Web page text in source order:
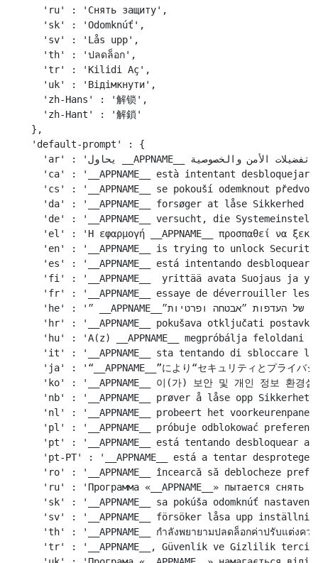
    'ru' : 'Снять защиту',
    'sk' : 'Odomknúť',
    'sv' : 'Lås upp',
    'th' : 'ปลดล็อก',
    'tr' : 'Kilidi Aç',
    'uk' : 'Відімкнути',
    'zh-Hans' : '解锁',
    'zh-Hant' : '解鎖'
  },
  'default-prompt' : {
    'ar' : 'يحاول __APPNAME__ إلغاء تأمين تفضيلات الأمن والخصوصية.',
'ca' : '__APPNAME__ està intentant
'cs' : '__APPNAME__ se pokouší odemknout
'da' : '__APPNAME__ forsøger at låse Sikkerhed
'de' : '__APPNAME__ versucht, die
'el' : 'Η εφαρμογή __APPNAME__ προσπαθεί να
'en' : '__APPNAME__ is trying to unlock
'es' : '__APPNAME__ está intentando
'fi' : '__APPNAME__  yrittää avata Suojaus ja
'fr' : '__APPNAME__ essaye de déverrouiller les
    'he' : '״ __APPNAME__״ מבקש לבטל את הנעילה של העדפות ״אבטחה ופרטיות״.',
'hr' : '__APPNAME__ pokušava otključati
'hu' : 'A(z) __APPNAME__ megpróbálja feloldani
'it' : '__APPNAME__ sta tentando di sbloccare
'ja' : '“__APPNAME__”により“セキュリティとプライバシ
'ko' : '__APPNAME__ 이(가) 보안 및 개인 정보 환경설
'nb' : '__APPNAME__ prøver å låse opp Sikkerhet
'nl' : '__APPNAME__ probeert het
'pl' : '__APPNAME__ próbuje odblokować
'pt' : '__APPNAME__ está tentando desbloquear
'pt-PT' : '__APPNAME__ está a tentar
'ro' : '__APPNAME__ încearcă să deblocheze
'ru' : 'Программа «__APPNAME__» пытается снять
'sk' : '__APPNAME__ sa pokúša odomknúť
'sv' : '__APPNAME__ försöker låsa upp
'th' : '__APPNAME__ กำลังพยายามปลดล็อกค่าปรับแต่งค
'tr' : '__APPNAME__, Güvenlik ve Gizlilik